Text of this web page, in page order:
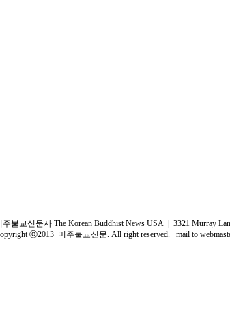
주불교신문사 The Korean Buddhist News USA | 3321 Murray
ⓒ2013 미주불교신문. All right reserved. mail to